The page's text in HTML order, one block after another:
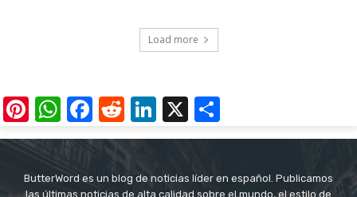
Load more
Pinterest
WhatsApp
Facebook
RedditLinkedIn
X
ButterWord es un blog de noticias líder en español. Publicamos
las últimas noticias de alta calidad sobre el mundo, el estilo de